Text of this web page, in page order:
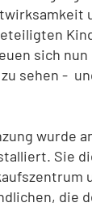
sich
sehen -
wurde
Sie
die